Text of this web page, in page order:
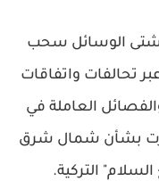
بشتى الوسائل سحب
تحالفات واتفاقات
العاملة في
جرت بشأن شمال شرق
التركية.